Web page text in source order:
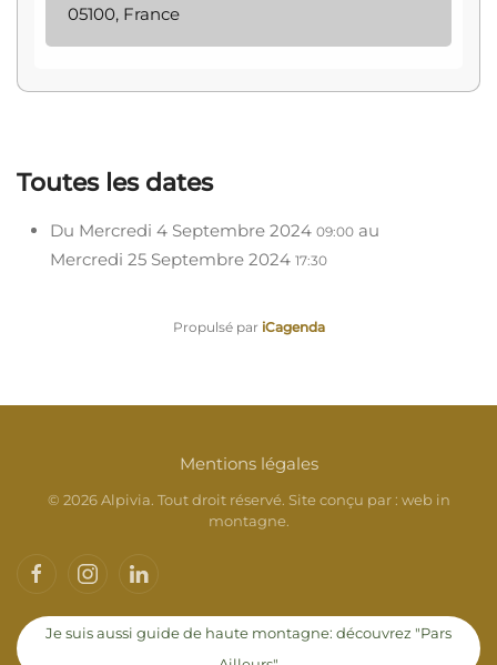
05100, France
Toutes les dates
Du Mercredi 4 Septembre 2024 09:00 au
Mercredi 25 Septembre 2024 17:30
Propulsé par iCagenda
Mentions légales
© 2026Alpivia. Tout droit réservé. Site conçu par : web in
montagne.
Je suis aussi guide de haute montagne: découvrez "Pars